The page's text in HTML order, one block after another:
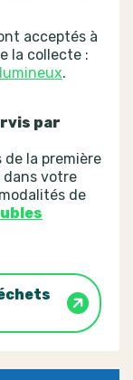
acceptés à
la collecte :
.
par
de la première
votre
de